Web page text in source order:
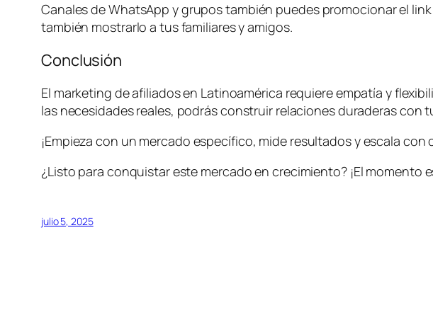
Canales de WhatsApp y grupos también puedes promocionar el
también mostrarlo a tus familiares y amigos.
Conclusión
El marketing de afiliados en Latinoamérica requiere empatía y
las necesidades reales, podrás construir relaciones duraderas con
¡Empieza con un mercado específico, mide resultados y escala con
¿Listo para conquistar este mercado en crecimiento? ¡El momento
julio 5, 2025